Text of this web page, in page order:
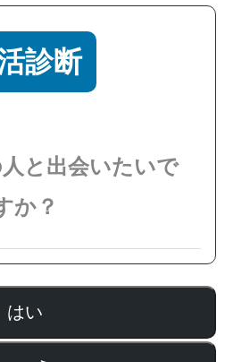
診断
と出会いたいで
か？
はい